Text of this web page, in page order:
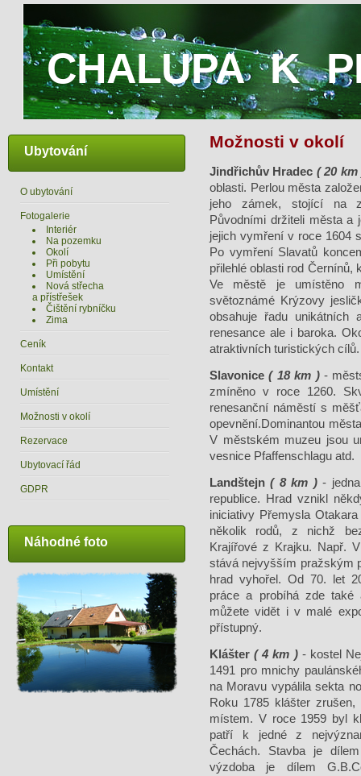
CHALUPA K
Ubytování
O ubytování
Fotogalerie
Interiér
Na pozemku
Okolí
Při pobytu
Umístění
Nová střecha
a přístřešek
Čištění rybníčku
Zima
Ceník
Kontakt
Umístění
Možnosti v okolí
Rezervace
Ubytovací řád
GDPR
Náhodné foto
Možnosti v okolí
Jindřichův Hradec ( 20 km
oblasti. Perlou města
jeho zámek, stojící na
Původními držiteli města a
jejich vymření v roce 1604
Po vymření Slavatů
přilehlé oblasti rod Černínů,
Ve městě je umístěno
světoznámé Krýzovy
obsahuje řadu unikátních
renesance ale i baroka.
atraktivních turistických cílů.
Slavonice( 18 km )-
zmíněno v roce 1260.
renesanční náměstí s
opevnění.Dominantou
V městském muzeu jsou
vesnice Pfaffenschlagu atd.
Landštejn( 8 km )- jedna
republice. Hrad vznikl
iniciativy Přemysla
několik rodů, z nichž
Krajířové z Krajku. Např.
stává nejvyšším pražským
hrad vyhořel. Od 70. let
práce a probíhá zde také
můžete vidět i v malé
přístupný.
Klášter( 4 km )- kostel
1491 pro mnichy
na Moravu vypálila sekta
Roku 1785 klášter
místem. V roce 1959 byl
patří k jedné z
Čechách. Stavba je
výzdoba je dílem